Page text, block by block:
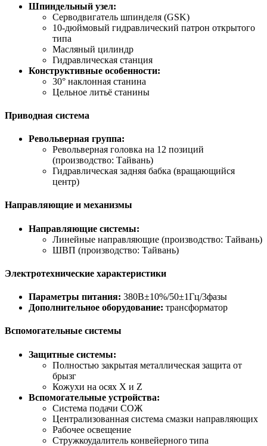
Шпиндельный узел:
Серводвигатель шпинделя (GSK)
10-дюймовый гидравлический патрон открытого
типа
Масляный цилиндр
Гидравлическая станция
Конструктивные особенности:
30° наклонная станина
Цельное литьё станины
Приводная система
Револьверная группа:
Револьверная головка на 12 позиций
(производство: Тайвань)
Гидравлическая задняя бабка (вращающийся
центр)
Направляющие и механизмы
Направляющие системы:
Линейные направляющие (производство: Тайвань)
ШВП (производство: Тайвань)
Электротехнические характеристики
Параметры питания: 380В±10%/50±1Гц/3фазы
Дополнительное оборудование: трансформатор
Вспомогательные системы
Защитные системы:
Полностью закрытая металлическая защита от
брызг
Кожухи на осях X и Z
Вспомогательные устройства:
Система подачи СОЖ
Централизованная система смазки направляющих
Рабочее освещение
Стружкоудалитель конвейерного типа